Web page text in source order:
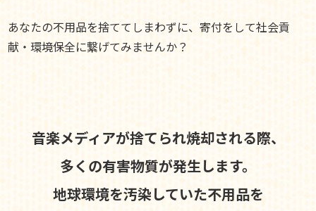
あなたの不用品を捨ててしまわずに、寄付をして社会貢
献・環境保全に繋げてみませんか？
音楽メディアが捨てられ焼却される際、
多くの有害物質が発生します。
地球環境を汚染していた不用品を